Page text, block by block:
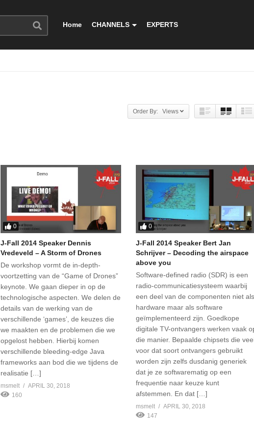
Home CHANNELS EXPERTS
Order By: Views
0
J-Fall 2014 Speaker Dennis
Vredeveld – A Storm of Drones
De workshop vormt de in-depth-
voortzetting van de “Game of Drones”
keynote. We gaan dieper in op de
technologische aspecten. We delen de
details van de werking van de
verschillende ‘games’, de keuzes die
we maakten en de problemen die we
opgelost hebben. Hierbij komen
verschillende bleeding-edge Java
frameworks aan bod die we tijdens de
realisatie […]
msmelt
APRIL 30, 2018
160
0
J-Fall 2014 Speaker Bert Jan
Schrijver – Decoding the airspace
above you
Software-defined radio (SDR) is een
radio-communicatiesysteem waarbij
een deel van de componenten niet
hardware maar als software
geïmplementeerd zijn. Goedkope
digitale TV-ontvangers werken vaak
die manier. Bepaalde chipsets die
voor dat soort ontvangers gebruikt
worden zijn zelfs dusdanig generiek
dat je ze softwarematig op een
frequentie naar keuze kunt
afstemmen. En dat […]
msmelt
APRIL 30, 2018
147